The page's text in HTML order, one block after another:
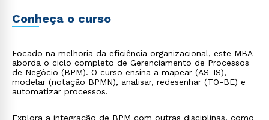
Conheça o curso
Focado na melhoria da eficiência organizacional, este MBA
aborda o ciclo completo de Gerenciamento de Processos
de Negócio (BPM). O curso ensina a mapear (AS-IS),
modelar (notação BPMN), analisar, redesenhar (TO-BE) e
automatizar processos.
Explora a integração de BPM com outras disciplinas, como